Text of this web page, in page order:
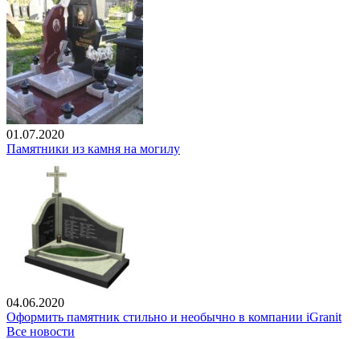
01.07.2020
Памятники из камня на могилу
04.06.2020
Оформить памятник стильно и необычно в компании iGranit
Все новости